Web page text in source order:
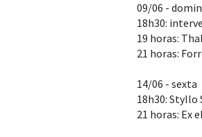
09/06 -
18h30:
19 horas:
21 horas:
14/06 - sexta
18h30:
21 horas: Ex